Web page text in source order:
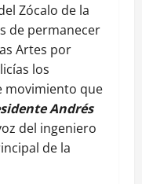
Zócalo de la
de permanecer
Artes por
los
movimiento que
Andrés
del ingeniero
de la